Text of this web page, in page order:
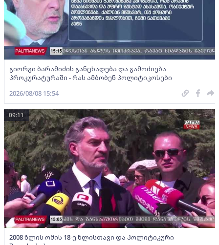
გიორგი ბარამიძის განცხადება და გამოძიება
პროკურატურაში - რას ამბობენ პოლიტიკოსები
2026/08/08 15:54
2008 წლის ომის 18-ე წლისთავი და პოლიტიკური
09:11